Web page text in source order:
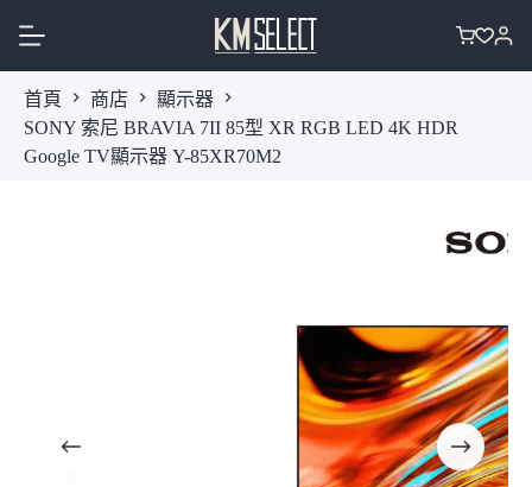
主
購
首頁 商店
顯示器
SONY 索尼 BRAVIA 7II 85型 XR RGB LED 4K HDR
Google TV顯示器 Y-85XR70M2